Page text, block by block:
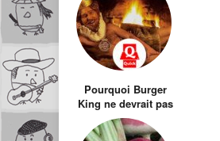
Pourquoi Burger
King ne devrait pas
transformer les
restaurants Quick